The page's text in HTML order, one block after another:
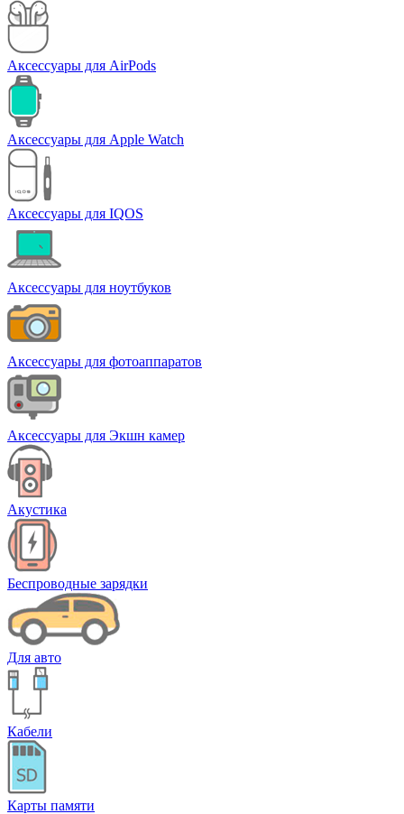
Аксессуары для AirPods
Аксессуары для Apple Watch
Аксессуары для IQOS
Аксессуары для ноутбуков
Аксессуары для фотоаппаратов
Аксессуары для Экшн камер
Акустика
Беспроводные зарядки
Для авто
Кабели
Карты памяти